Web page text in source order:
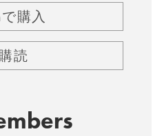
購入
読